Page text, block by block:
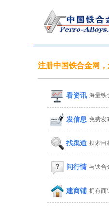
注册中国铁合金网
看资讯 海量铁
发信息 免费发
找渠道 搜索目
问行情 与铁合
建商铺 拥有商